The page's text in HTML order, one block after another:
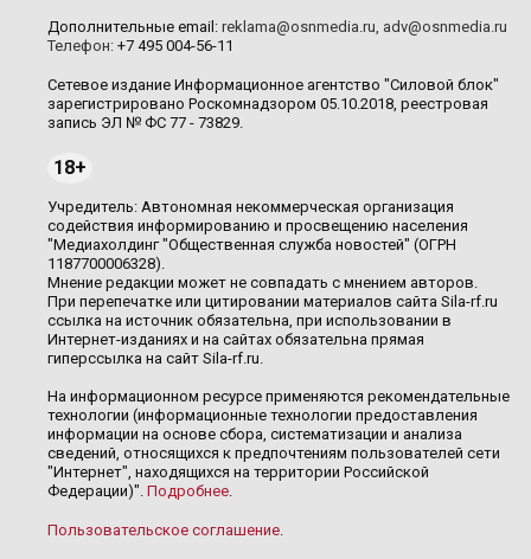
Дополнительные email: reklama@osnmedia.ru, adv@osnmedia.ru
Телефон: +7 495 004-56-11
Сетевое издание Информационное агентство "Силовой блок"
зарегистрировано Роскомнадзором 05.10.2018, реестровая
запись ЭЛ № ФС 77 - 73829.
18+
Учредитель: Автономная некоммерческая организация
содействия информированию и просвещению населения
"Медиахолдинг "Общественная служба новостей" (ОГРН
1187700006328).
Мнение редакции может не совпадать с мнением авторов.
При перепечатке или цитировании материалов сайта Sila-rf.ru
ссылка на источник обязательна, при использовании в
Интернет-изданиях и на сайтах обязательна прямая
гиперссылка на сайт Sila-rf.ru.
На информационном ресурсе применяются рекомендательные
технологии (информационные технологии предоставления
информации на основе сбора, систематизации и анализа
сведений, относящихся к предпочтениям пользователей сети
"Интернет", находящихся на территории Российской
Федерации)". Подробнее.
Пользовательское соглашение.